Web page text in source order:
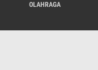
OLAHRAGA